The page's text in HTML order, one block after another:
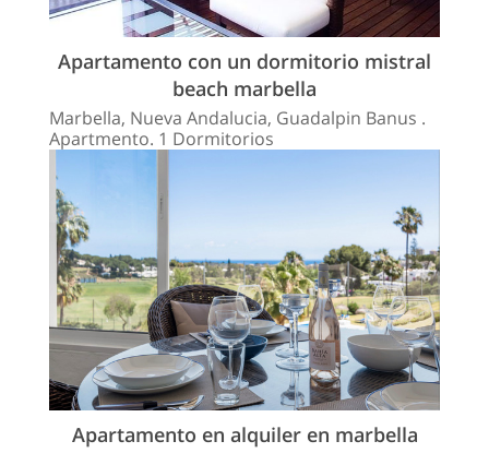
Apartamento con un dormitorio mistral
beach marbella
Marbella, Nueva Andalucia, Guadalpin Banus .
Apartmento. 1 Dormitorios
Apartamento en alquiler en marbella